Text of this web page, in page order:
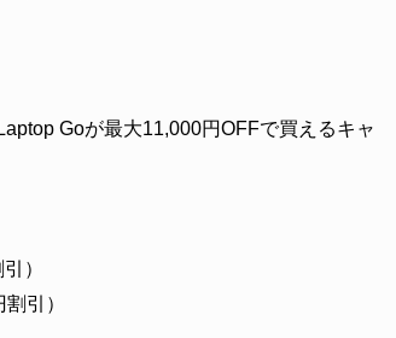
Goが最大11,000円OFFで買えるキャ
）
引）